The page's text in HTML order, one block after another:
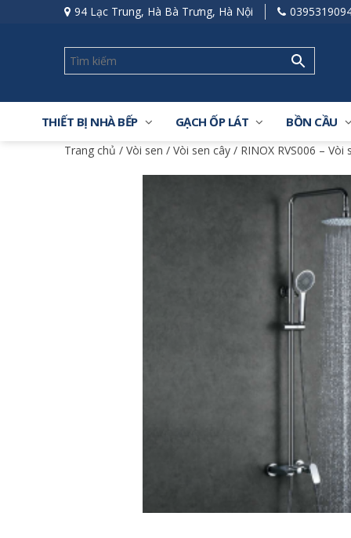
94 Lạc Trung, Hà Bà Trưng, Hà Nội
THIẾT BỊ NHÀ BẾP GẠCH ỐP LÁT BỒN CẦU
Trang chủ / Vòi sen / Vòi sen cây / RINOX RVS006 – Vòi